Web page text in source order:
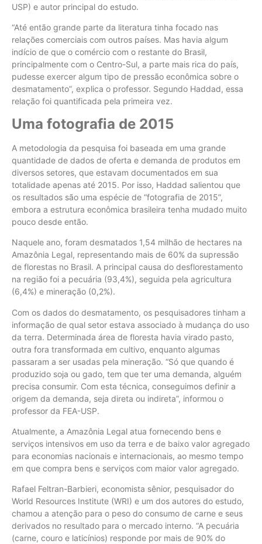
USP) e autor principal do estudo.
“Até então grande parte da literatura tinha focado nas
relações comerciais com outros países. Mas havia algum
indício de que o comércio com o restante do Brasil,
principalmente com o Centro-Sul, a parte mais rica do país,
pudesse exercer algum tipo de pressão econômica sobre o
desmatamento”, explica o professor. Segundo Haddad, essa
relação foi quantificada pela primeira vez.
Uma fotografia de 2015
A metodologia da pesquisa foi baseada em uma grande
quantidade de dados de oferta e demanda de produtos em
diversos setores, que estavam documentados em sua
totalidade apenas até 2015. Por isso, Haddad salientou que
os resultados são uma espécie de “fotografia de 2015”,
embora a estrutura econômica brasileira tenha mudado muito
pouco desde então.
Naquele ano, foram desmatados 1,54 milhão de hectares na
Amazônia Legal, representando mais de 60% da supressão
de florestas no Brasil. A principal causa do desflorestamento
na região foi a pecuária (93,4%), seguida pela agricultura
(6,4%) e mineração (0,2%).
Com os dados do desmatamento, os pesquisadores tinham a
informação de qual setor estava associado à mudança do uso
da terra. Determinada área de floresta havia virado pasto,
outra fora transformada em cultivo, enquanto algumas
passaram a ser usadas pela mineração. “Só que quando é
produzido soja ou gado, tem que ter uma demanda, alguém
precisa consumir. Com esta técnica, conseguimos definir a
origem da demanda, seja direta ou indireta”, informou o
professor da FEA-USP.
Atualmente, a Amazônia Legal atua fornecendo bens e
serviços intensivos em uso da terra e de baixo valor agregado
para economias nacionais e internacionais, ao mesmo tempo
em que compra bens e serviços com maior valor agregado.
Rafael Feltran-Barbieri, economista sênior, pesquisador do
World Resources Institute (WRI) e um dos autores do estudo,
chamou a atenção para o peso do consumo de carne e seus
derivados no resultado para o mercado interno. “A pecuária
(carne, couro e laticínios) responde por mais de 90% do